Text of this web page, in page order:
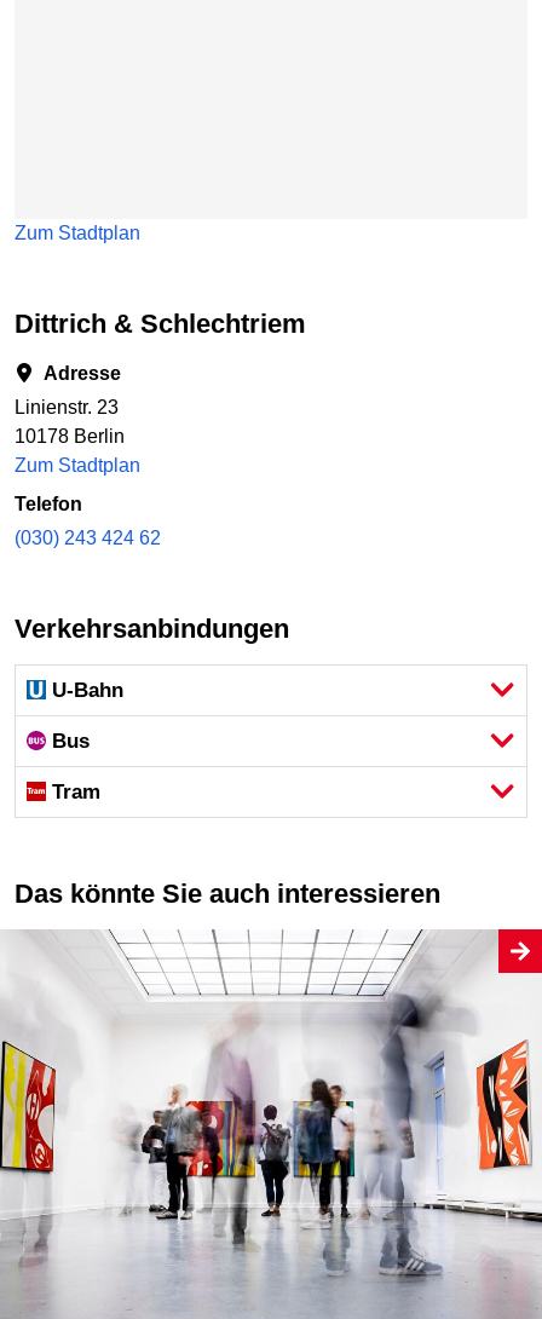
Zum Stadtplan
Dittrich & Schlechtriem
Adresse
Linienstr. 23
10178 Berlin
Zum Stadtplan
Telefon
(030) 243 424 62
Verkehrsanbindungen
U-Bahn
Bus
Tram
Das könnte Sie auch interessieren